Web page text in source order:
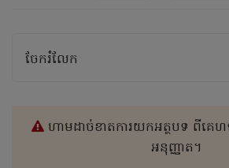
ចែករំលែក
ហាមដាច់ខាតការយកអត្ថបទ ពីគេហ
អនុញ្ញាត។